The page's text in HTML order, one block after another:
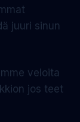
juuri sinun
veloita
jos teet